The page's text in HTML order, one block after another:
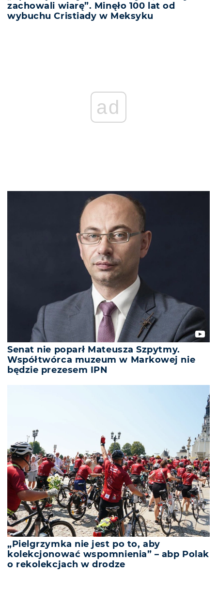
zachowali wiarę”. Minęło 100 lat od
wybuchu Cristiady w Meksyku
ad
Senat nie poparł Mateusza Szpytmy.
Współtwórca muzeum w Markowej nie
będzie prezesem IPN
„Pielgrzymka nie jest po to, aby
kolekcjonować wspomnienia” – abp Polak
o rekolekcjach w drodze